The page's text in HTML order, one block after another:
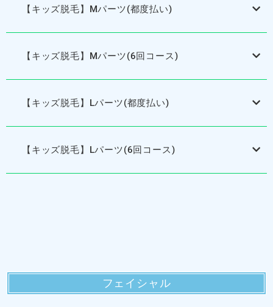
【キッズ脱毛】Mパーツ(都度払い)
【キッズ脱毛】Mパーツ(6回コース)
【キッズ脱毛】Lパーツ(都度払い)
【キッズ脱毛】Lパーツ(6回コース)
フェイシャル